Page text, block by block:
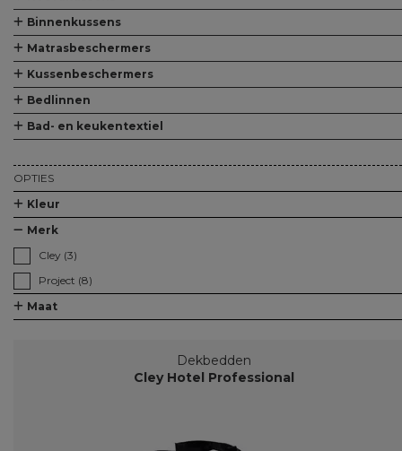
Alle Hoofdkussens
Hoofdkussens
Binnenkussens
Alle Binnenkussens
Binnenkussens
Matrasbeschermers
Alle Matrasbeschermers
Matrasbeschermers
Matrasbeschermers - speciaal voor topper
Kussenbeschermers
Alle Kussenbeschermers
Kussenbeschermers
Bedlinnen
Alle Bedlinnen
Hoeslakens
Lakens
Kussenslopen
Dekbedovertreksets
Bad- en keukentextiel
Alle Bad- en keukentextiel
Baddoeken/badlakens
Badmatten
Keukendoeken
Theedoeken/droogdoeken
Werkdoekjes
OPTIES
Kleur
Merk
Cley (3)
Project (8)
Maat
Dekbedden
Cley Hotel Professional